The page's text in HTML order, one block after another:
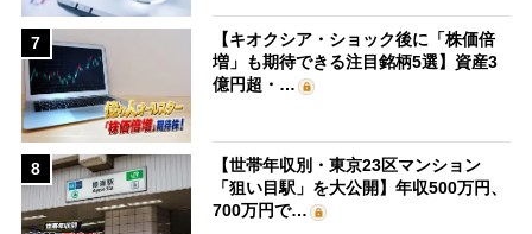
7
【キオクシア・ショック後に「株価倍
増」も期待できる注目銘柄5選】資産3
億円超・…
8
【世帯年収別・東京23区マンション
「狙い目駅」を大公開】年収500万円、
700万円で…